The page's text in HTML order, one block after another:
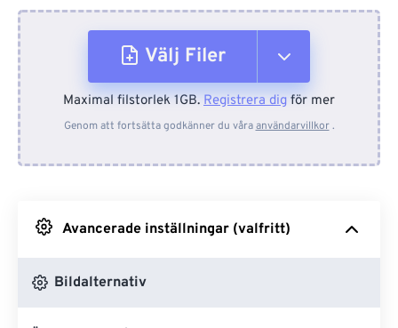
Välj Filer
Från enhet
Från Google Drive
Maximal filstorlek 1GB. Registrera dig för mer
Genom att fortsätta godkänner du våraanvändarvillkor.
Avancerade inställningar (valfritt)
Bildalternativ